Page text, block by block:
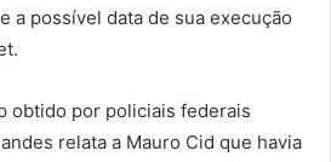
a possível data de sua execução
obtido por policiais federais
relata a Mauro Cid que havia